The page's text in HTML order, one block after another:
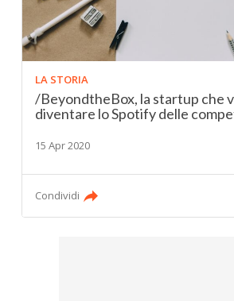
LA STORIA
/BeyondtheBox, la startup che
diventare lo Spotify delle
15 Apr 2020
Condividi